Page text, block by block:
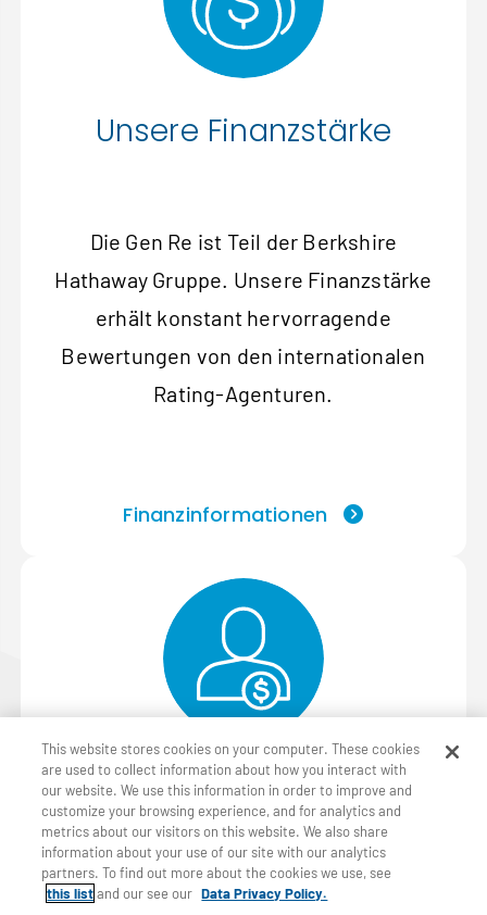
Unsere Finanzstärke
Die Gen Re ist Teil der Berkshire
Hathaway Gruppe. Unsere Finanzstärke
erhält konstant hervorragende
Bewertungen von den internationalen
Rating‑Agenturen.
Finanzinformationen
Unser Eigentümer
Berkshire Hathaways einzigartige
This website stores cookies on your computer. These cookies
are used to collect information about how you interact with
our website. We use this information in order to improve and
customize your browsing experience, and for analytics and
metrics about our visitors on this website. We also share
information about your use of our site with our analytics
partners. To find out more about the cookies we use, see
this listand our see our Data Privacy Policy.